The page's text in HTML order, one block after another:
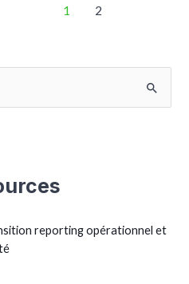
1 2
reporting opérationnel et